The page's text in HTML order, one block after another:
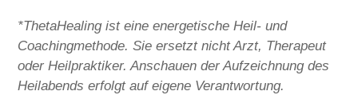
*ThetaHealing ist eine energetische Heil- und
Coachingmethode. Sie ersetzt nicht Arzt, Therapeut
oder Heilpraktiker. Anschauen der Aufzeichnung des
Heilabends erfolgt auf eigene Verantwortung.